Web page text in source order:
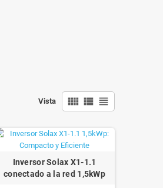
Vista view_comfy view_list view_headline
Inversor Solax X1-1.1
conectado a la red 1,5kWp